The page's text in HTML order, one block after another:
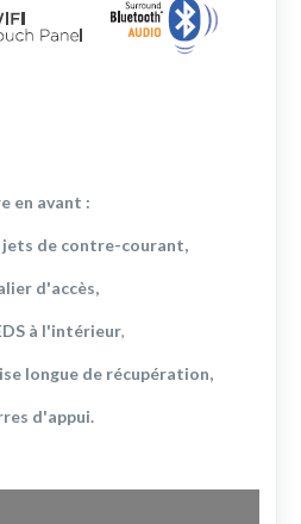
en avant :
jets de contre-courant,
d'accès,
à l'intérieur,
longue de récupération,
d'appui.